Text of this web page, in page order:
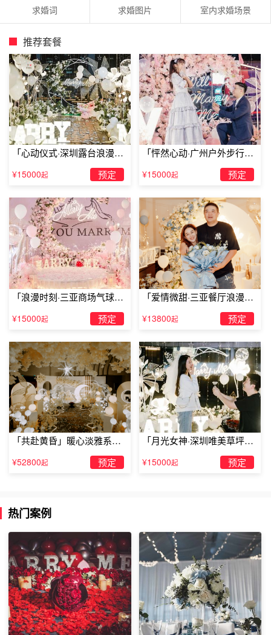
苏州情人节求婚点子2、制作微电影来求婚
微电影并不少见。这几年，制作微电影的人是越来越
多。你也可以选择用微电影来求婚。当然，为表诚意，不要
随便剪辑了事，可以自己写剧本，自己参与进去，想角度。
做出来的微电影应该是让很多人感动的，有共鸣的，有情怀
的。这样一个微电影，在网络上也会盛行。
苏州情人节求婚点子3、让她的办公室布满鲜花
与她工作的公司进行协商，将她的办公室用鲜花装扮起
来，越多越好，只要她的办公室可以容纳或者你能负担的
起。在门口等着她，当她进入办公室，看见满屋子鲜花时，
送给她订婚钻戒并向她求婚。
求婚词 求婚图片 室内求婚场景
推荐套餐
「心动仪式·深圳露台浪漫求
婚」
¥15000起 预定
「怦然心动·广州户外步行街
求婚」
¥15000起 预定
「浪漫时刻·三亚商场气球雨
¥15000起 预定
「爱情微甜·三亚餐厅浪漫求
¥13800起 预定
「共赴黄昏」暖心淡雅系求
婚仪式
¥52800起 预定
「月光女神·深圳唯美草坪浪
漫求婚」
¥15000起 预定
热门案例